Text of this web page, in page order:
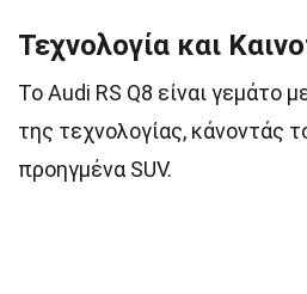
Τεχνολογία και
Το Audi RS Q8 είναι γεμάτο
της τεχνολογίας, κάνοντάς
προηγμένα SUV.